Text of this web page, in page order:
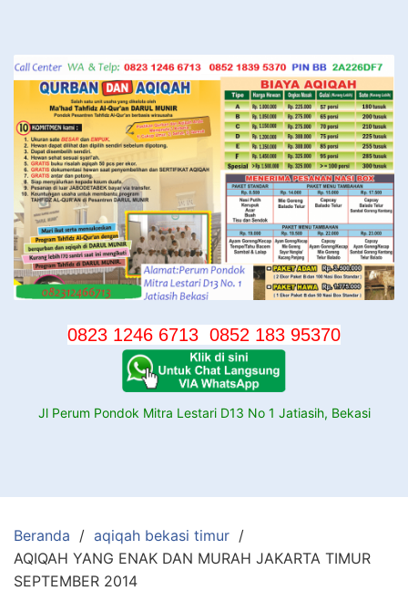
konten
0823 1246 6713 0852 183 95370
Jl Perum Pondok Mitra Lestari D13 No 1 Jatiasih, Bekasi
Beranda
aqiqah bekasi timur
AQIQAH YANG ENAK DAN MURAH JAKARTA TIMUR
SEPTEMBER 2014